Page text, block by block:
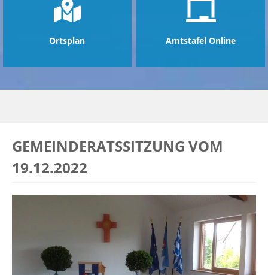
Ortsplan Amtstafel Online
GEMEINDERATSSITZUNG VOM
19.12.2022